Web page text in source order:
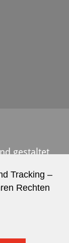
gestaltet
Tracking –
Rechten